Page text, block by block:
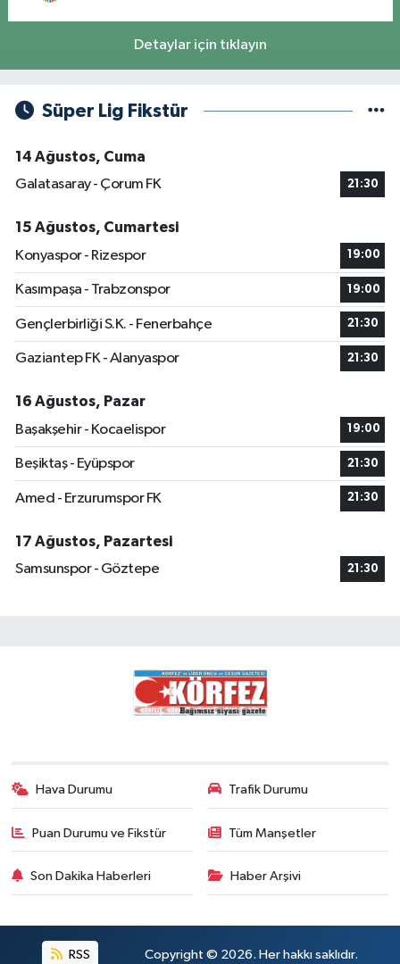
Detaylar için tıklayın
Süper Lig Fikstür
14 Ağustos, Cuma
Galatasaray - Çorum FK
21:30
15 Ağustos, Cumartesi
Konyaspor - Rizespor
19:00
Kasımpaşa - Trabzonspor 19:00
Gençlerbirliği S.K. - Fenerbahçe 21:30
Gaziantep FK - Alanyaspor 21:30
16 Ağustos, Pazar
Başakşehir - Kocaelispor
19:00
Beşiktaş - Eyüpspor 21:30
Amed - Erzurumspor FK 21:30
17 Ağustos, Pazartesi
Samsunspor - Göztepe
21:30
Hava Durumu Trafik Durumu
Puan Durumu ve Fikstür Tüm Manşetler
Son Dakika Haberleri Haber Arşivi
RSS Copyright © 2026. Her hakkı saklıdır.